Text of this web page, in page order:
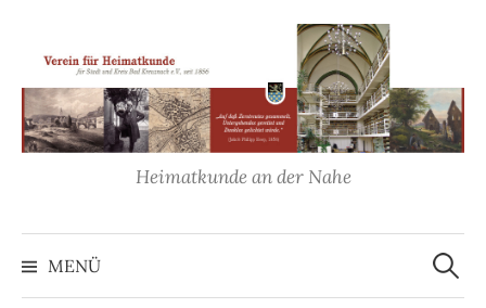
Inhalt
Heimatkunde an der Nahe
MENÜ
Suchen
nach: